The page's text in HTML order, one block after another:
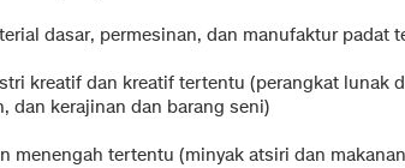
dasar, permesinan, dan manufaktur padat
kreatif dan kreatif tertentu (perangkat lunak
dan kerajinan dan barang seni)
menengah tertentu (minyak atsiri dan